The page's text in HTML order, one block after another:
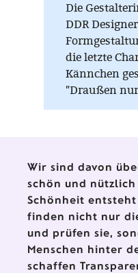
Die
DDR
die letzte
Kännchen
"Draußen
mehr
Wir sind davon
schön und
Schönheit
finden nicht nur
und prüfen sie,
Menschen hinter
schaffen